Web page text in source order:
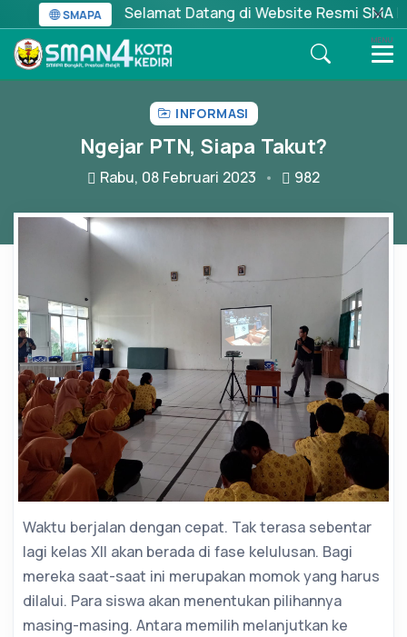
SMAPA Selamat Datang di Website Resmi SMA
MENU
INFORMASI
Ngejar PTN, Siapa Takut?
Rabu, 08 Februari 2023 982
Waktu berjalan dengan cepat. Tak terasa sebentar
lagi kelas XII akan berada di fase kelulusan. Bagi
mereka saat-saat ini merupakan momok yang harus
dilalui. Para siswa akan menentukan pilihannya
masing-masing. Antara memilih melanjutkan ke